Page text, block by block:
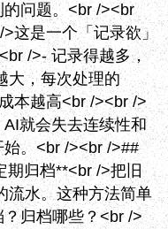
问题。<br /><br
这是一个「记录欲」
/>- 记录得越多，
大，每次处理的
本越高<br /><br />
就会失去连续性和
。<br /><br />##
期归档**<br />把旧
流水。这种方法简单
归档哪些？<br />